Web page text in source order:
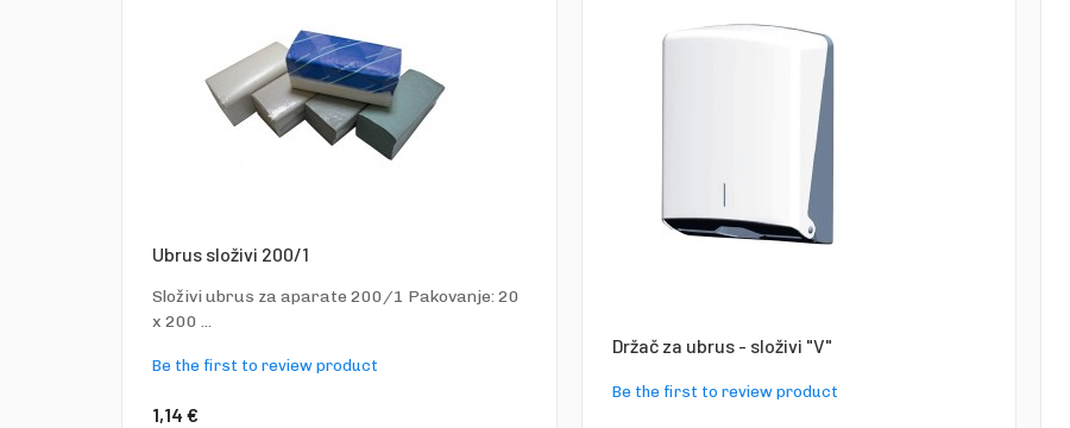
Ubrus složivi 200/1
Složivi ubrus za aparate 200/1 Pakovanje: 20
x 200 ...
Be the first to review product
1,14 €
Držač za ubrus - složivi "V"
Be the first to review product